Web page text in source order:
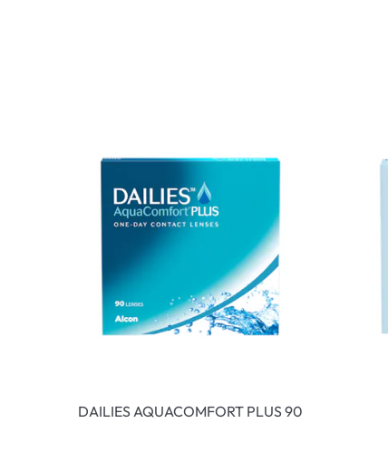
DAILIES AQUACOMFORT PLUS 90